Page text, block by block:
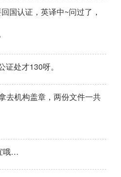
国认证，英译中~问过了，
证处才130呀。
去机构盖章，两份文件一共
哦…